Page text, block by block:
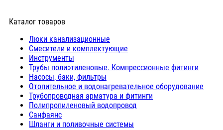
Каталог товаров
Люки канализационные
Cмесители и комплектующие
Инструменты
Трубы полиэтиленовые. Компрессионные фитинги
Насосы, баки, фильтры
Отопительное и водонагревательное оборудование
Трубопроводная арматура и фитинги
Полипропиленовый водопровод
Санфаянс
Шланги и поливочные системы